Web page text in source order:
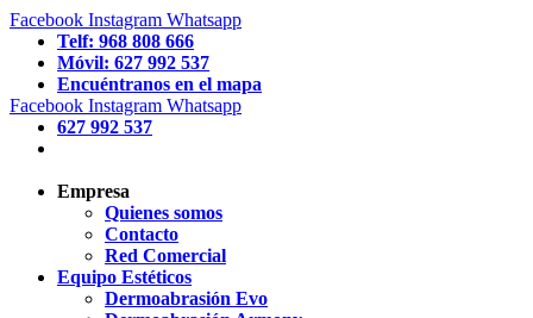
Facebook Instagram Whatsapp
Telf: 968 808 666
Móvil: 627 992 537
Encuéntranos en el mapa
Facebook Instagram Whatsapp
627 992 537
Empresa
Quienes somos
Contacto
Red Comercial
Equipo Estéticos
Dermoabrasión Evo